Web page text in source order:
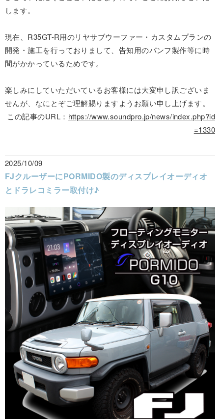
します。
現在、R35GT-R用のリヤサブウーファー・カスタムプランの
開発・施工を行っておりまして、告知用のパンフ製作等に時
間がかかっているためです。
楽しみにしていただいているお客様には大変申し訳ございま
せんが、なにとぞご理解賜りますようお願い申し上げます。
この記事のURL： https://www.soundpro.jp/news/index.php?id
=1330
2025/10/09
FJクルーザーにPORMIDO製のディスプレイオーディオ
とドラレコミラー取付け♪